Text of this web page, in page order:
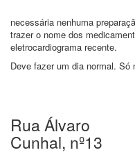
necessária nenhuma
trazer o nome dos
eletrocardiograma recente.
Deve fazer um dia normal. Só
Rua Álvaro
Cunhal, nº13